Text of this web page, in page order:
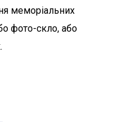
меморіальних
фото-скло, або